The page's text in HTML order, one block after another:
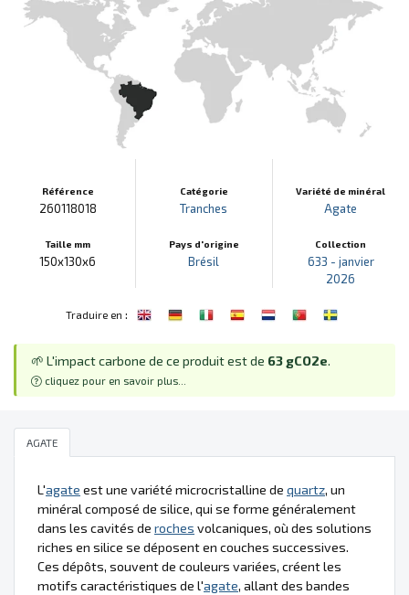
Référence
260118018
Taille mm
150x130x6
Catégorie
Tranches
Pays d'origine
Brésil
Variété de minéral
Agate
Collection
633 - janvier
2026
Traduire en :
🌱 L'impact carbone de ce produit est de 63 gCO2e.
cliquez pour en savoir plus...
AGATE
L'agate est une variété microcristalline de quartz, un
minéral composé de silice, qui se forme généralement
dans les cavités de roches volcaniques, où des solutions
riches en silice se déposent en couches successives.
Ces dépôts, souvent de couleurs variées, créent les
motifs caractéristiques de l'agate, allant des bandes